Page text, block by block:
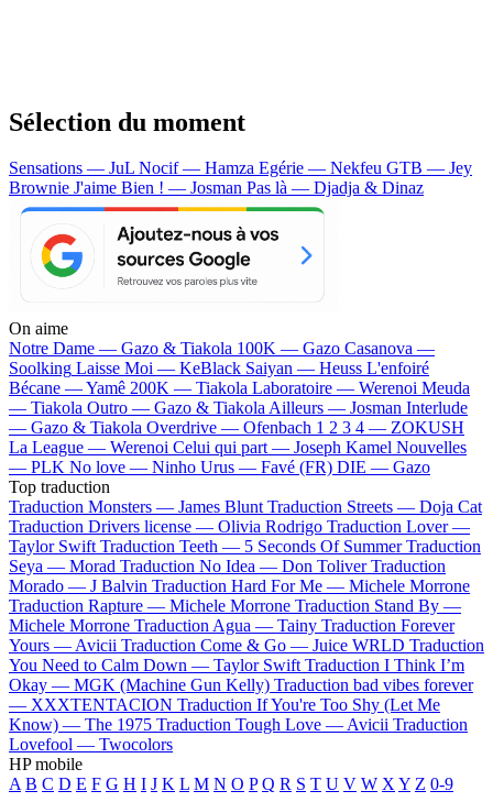
Sélection du moment
Sensations — JuL Nocif — Hamza Egérie — Nekfeu GTB — Jey
Brownie J'aime Bien ! — Josman Pas là — Djadja & Dinaz
On aime
Notre Dame — Gazo & Tiakola 100K — Gazo Casanova —
Soolking Laisse Moi — KeBlack Saiyan — Heuss L'enfoiré
Bécane —Yamê 200K — Tiakola Laboratoire — Werenoi Meuda
— Tiakola Outro — Gazo & TiakolaAilleurs — Josman Interlude
— Gazo & Tiakola Overdrive — Ofenbach 1 2 3 4 — ZOKUSH
La League — Werenoi Celui qui part — Joseph Kamel Nouvelles
— PLK No love — Ninho Urus — Favé (FR) DIE — Gazo
Top traduction
Traduction Monsters — James Blunt Traduction Streets — Doja Cat
Traduction Drivers license — Olivia Rodrigo Traduction Lover —
Taylor Swift Traduction Teeth — 5 Seconds Of Summer Traduction
Seya — Morad Traduction No Idea — Don Toliver Traduction
Morado — J Balvin Traduction Hard For Me — Michele Morrone
Traduction Rapture — Michele Morrone Traduction Stand By —
Michele Morrone Traduction Agua — Tainy Traduction Forever
Yours —Avicii Traduction Come & Go — Juice WRLD Traduction
You Need to Calm Down — Taylor Swift Traduction I Think I’m
Okay — MGK (Machine Gun Kelly) Traduction bad vibes forever
— XXXTENTACION Traduction If You're Too Shy (Let Me
Know) — The 1975 Traduction Tough Love —Avicii Traduction
Lovefool — Twocolors
HP mobile
A B C D E F G H I J K L M N O P Q R S T U V W XY Z 0-9